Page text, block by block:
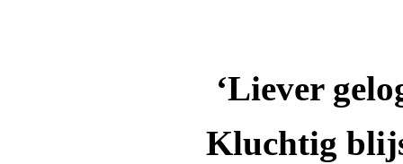
‘Liever
Kluchtig